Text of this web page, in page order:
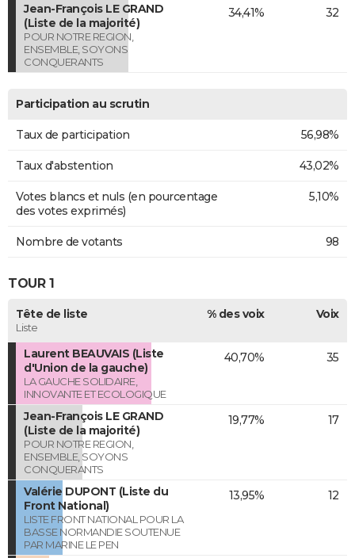
Jean-François LE GRAND
(Liste de la majorité)
POUR NOTRE REGION,
ENSEMBLE, SOYONS
CONQUERANTS
34,41% 32
Participation au scrutin
Taux de participation 56,98%
Taux d'abstention 43,02%
Votes blancs et nuls (en pourcentage
des votes exprimés)
5,10%
Nombre de votants 98
TOUR 1
Tête de liste
Liste
% des voix Voix
Laurent BEAUVAIS (Liste
d'Union de la gauche)
LA GAUCHE SOLIDAIRE,
INNOVANTE ET ECOLOGIQUE
40,70% 35
Jean-François LE GRAND
(Liste de la majorité)
POUR NOTRE REGION,
ENSEMBLE, SOYONS
CONQUERANTS
19,77% 17
Valérie DUPONT (Liste du
Front National)
LISTE FRONT NATIONAL POUR LA
BASSE NORMANDIE SOUTENUE
PAR MARINE LE PEN
13,95% 12